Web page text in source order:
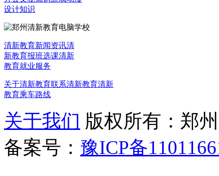
设计知识
清新教育新闻资讯清
新教育报班选课清新
教育就业服务
关于清新教育联系清新教育清新
教育乘车路线
关于我们 版权所有：郑
备案号： 豫ICP备